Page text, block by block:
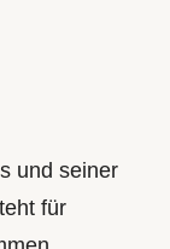
und seiner
für